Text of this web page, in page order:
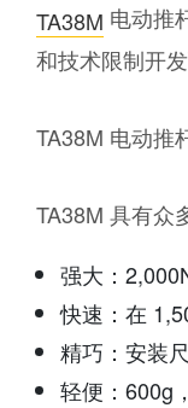
TA38M 电动推
和技术限制开发
TA38M 电动推
TA38M 具有众
强大：
快速：在
精巧：安装
轻便：600g